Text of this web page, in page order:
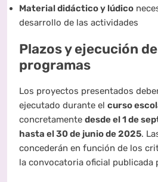
Material didáctico y lúdico
desarrollo de las actividades
Plazos y ejecución
programas
Los proyectos presentados
ejecutado durante el curso
concretamente desde el 1 de
hasta el 30 de junio de 2025.
concederán en función de los
la convocatoria oficial publicada